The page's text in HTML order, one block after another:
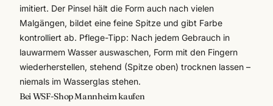
imitiert. Der Pinsel hält die Form auch nach vielen
Malgängen, bildet eine feine Spitze und gibt Farbe
kontrolliert ab. Pflege-Tipp: Nach jedem Gebrauch in
lauwarmem Wasser auswaschen, Form mit den Fingern
wiederherstellen, stehend (Spitze oben) trocknen lassen –
niemals im Wasserglas stehen.
Bei WSF-Shop Mannheim kaufen